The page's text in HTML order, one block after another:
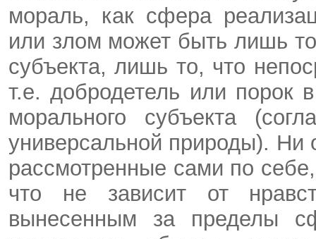
мораль, как сфера
или злом может быть лишь
субъекта, лишь то, что
т.е. добродетель или порок
морального субъекта
универсальной природы).
рассмотренные сами по
что не зависит от
вынесенным за пределы